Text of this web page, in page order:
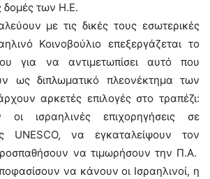
δομές των Η.Ε.
με τις δικές τους εσωτερικές
Κοινοβούλιο επεξεργάζεται το
για να αντιμετωπίσει αυτό που
ως διπλωματικό πλεονέκτημα των
αρκετές επιλογές στο τραπέζι:
ισραηλινές επιχορηγήσεις σε
UNESCO, να εγκαταλείψουν τον
να τιμωρήσουν την Π.Α.
να κάνουν οι Ισραηλινοί, η